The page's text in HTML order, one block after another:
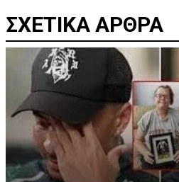
ΣΧΕΤΙΚΑ ΑΡΘΡΑ